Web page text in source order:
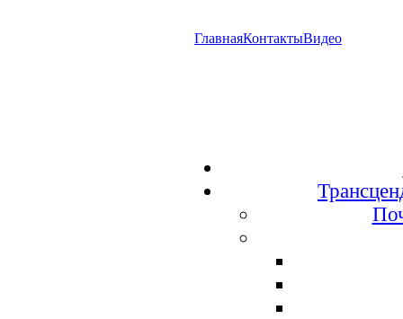
ГлавнаяКонтактыВидео